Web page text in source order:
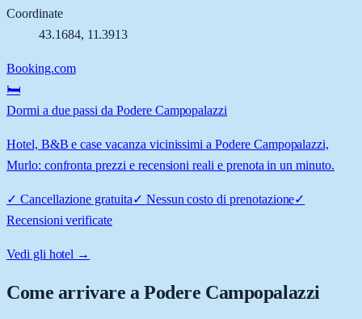
Coordinate
43.1684, 11.3913
Booking.com
🛏️
Dormi a due passi da Podere Campopalazzi
Hotel, B&B e case vacanza vicinissimi a Podere Campopalazzi,
Murlo: confronta prezzi e recensioni reali e prenota in un minuto.
✓ Cancellazione gratuita✓ Nessun costo di prenotazione✓
Recensioni verificate
Vedi gli hotel →
Come arrivare aPodere Campopalazzi